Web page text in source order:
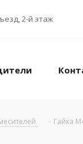
2-й этаж
- Гайка